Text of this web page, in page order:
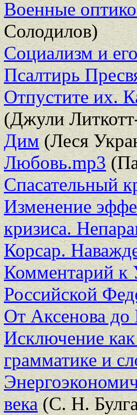
Военные
Солодилов)
Социализм и
Псалтирь
Отпустите их.
(Джули
Дим(Леся
Любовь.mp3
Спасательный
Изменение
кризиса.
Корсар.
Комментарий к
Российской
От Аксенова до
Исключение
грамматике и
века(С. Н.